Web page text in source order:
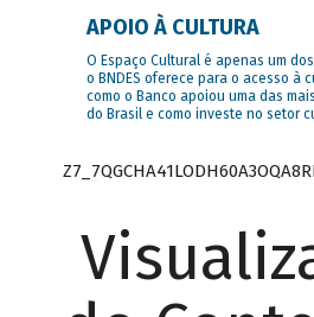
APOIO À CULTURA
O Espaço Cultural é apenas um
o BNDES oferece para o acesso à
como o Banco apoiou uma das
do Brasil e como investe no setor